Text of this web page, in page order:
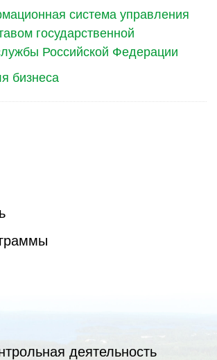
система управления
государственной
Российской Федерации
бизнеса
деятельность